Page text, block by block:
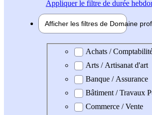
Appliquerle filtre de durée
Afficher les filtres de Domaine pro
Domaine professionel
Achats /
Arts / Artisanat d'art
Banque / Assurance
Bâtiment / Travaux
Commerce / Vente